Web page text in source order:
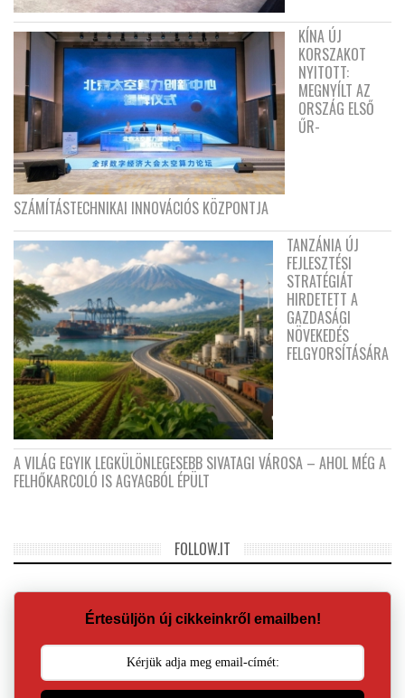
KÍNA ÚJ
KORSZAKOT
NYITOTT:
MEGNYÍLT AZ
ORSZÁG ELSŐ
ŰR-
SZÁMÍTÁSTECHNIKAI INNOVÁCIÓS KÖZPONTJA
TANZÁNIA ÚJ
FEJLESZTÉSI
STRATÉGIÁT
HIRDETETT A
GAZDASÁGI
NÖVEKEDÉS
FELGYORSÍTÁSÁRA
A VILÁG EGYIK LEGKÜLÖNLEGESEBB SIVATAGI VÁROSA – AHOL MÉG A
FELHŐKARCOLÓ IS AGYAGBÓL ÉPÜLT
FOLLOW.IT
Értesüljön új cikkeinkről emailben!